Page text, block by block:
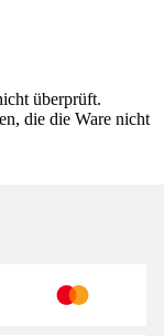
überprüft.
die die Ware nicht